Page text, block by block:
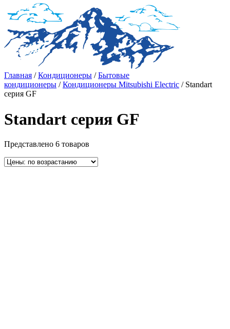
Главная /Кондиционеры /Бытовые
кондиционеры /Кондиционеры Mitsubishi Electric / Standart
cерия GF
Standart cерия GF
Представлено 6 товаров